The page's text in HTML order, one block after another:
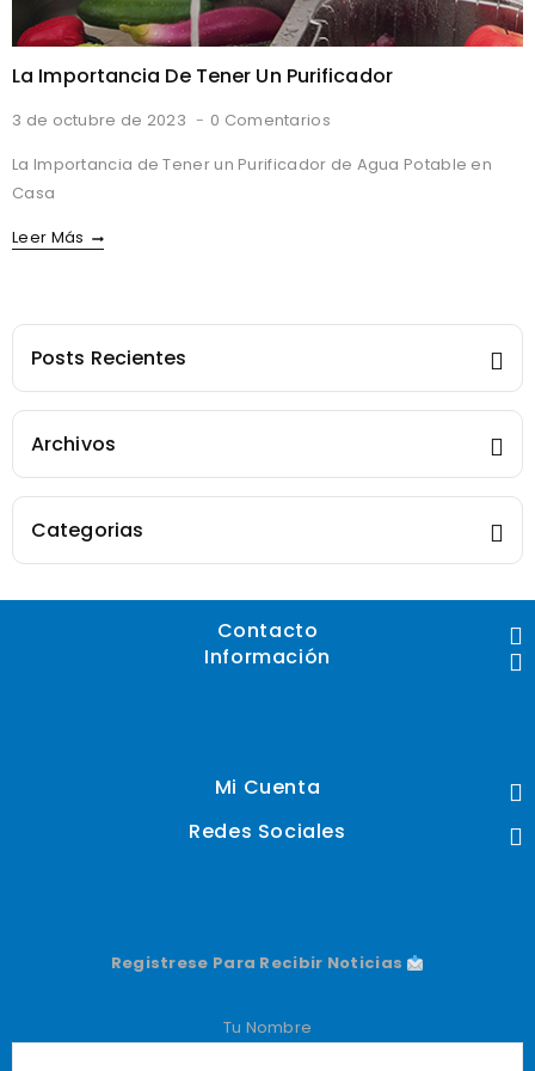
La Importancia De Tener Un Purificador
3 de octubre de 2023
0 Comentarios
La Importancia de Tener un Purificador de Agua Potable en
Casa
Leer Más La
Tener
Un
Posts Recientes
Archivos
Categorias
Contacto
Información
Mi Cuenta
Redes Sociales
Registrese Para Recibir Noticias
Tu Nombre